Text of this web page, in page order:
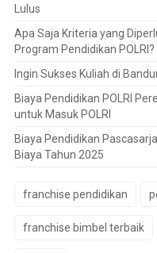
Lulus
Apa Saja Kriteria yang
Program Pendidikan POLRI?
Ingin Sukses Kuliah di
Biaya Pendidikan POLRI
untuk Masuk POLRI
Biaya Pendidikan
Biaya Tahun 2025
franchise pendidikan
franchise bimbel terbaik